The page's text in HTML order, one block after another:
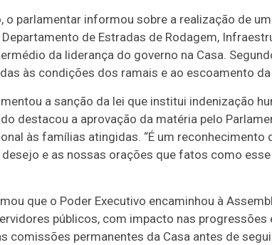
o parlamentar informou sobre a realização de
de Estradas de Rodagem,
da liderança do governo na Casa.
às condições dos ramais e ao escoamento
a sanção da lei que institui indenização
destacou a aprovação da matéria pelo
às famílias atingidas. “É um reconhecimento
e as nossas orações que fatos como
que o Poder Executivo encaminhou à
públicos, com impacto nas
comissões permanentes da Casa antes de